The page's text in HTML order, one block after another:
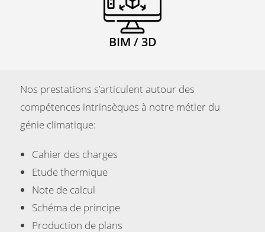
BIM / 3D
Nos prestations s’articulent autour des
compétences intrinsèques à notre métier du
génie climatique:
Cahier des charges
Etude thermique
Note de calcul
Schéma de principe
Production de plans